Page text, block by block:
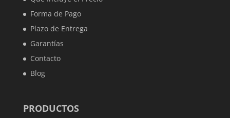
Forma de Pago
Plazo de Entrega
Garantías
Contacto
Blog
PRODUCTOS